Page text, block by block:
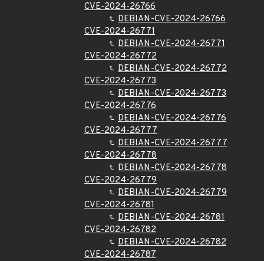
CVE-2024-26766
DEBIAN-CVE-2024-26766
CVE-2024-26771
DEBIAN-CVE-2024-26771
CVE-2024-26772
DEBIAN-CVE-2024-26772
CVE-2024-26773
DEBIAN-CVE-2024-26773
CVE-2024-26776
DEBIAN-CVE-2024-26776
CVE-2024-26777
DEBIAN-CVE-2024-26777
CVE-2024-26778
DEBIAN-CVE-2024-26778
CVE-2024-26779
DEBIAN-CVE-2024-26779
CVE-2024-26781
DEBIAN-CVE-2024-26781
CVE-2024-26782
DEBIAN-CVE-2024-26782
CVE-2024-26787